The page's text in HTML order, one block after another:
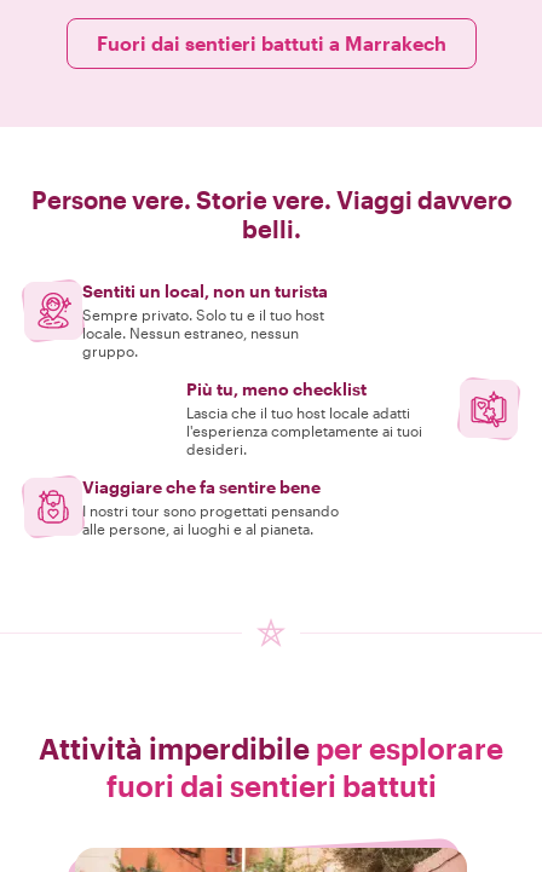
Fuori dai sentieri battuti a Marrakech
Persone vere. Storie vere. Viaggi davvero
belli.
Sentiti un local, non un turista
Sempre privato. Solo tu e il tuo host
locale. Nessun estraneo, nessun
gruppo.
Più tu, meno checklist
Lascia che il tuo host locale adatti
l'esperienza completamente ai tuoi
desideri.
Viaggiare che fa sentire bene
I nostri tour sono progettati pensando
alle persone, ai luoghi e al pianeta.
Attività imperdibile per esplorare
fuori dai sentieri battuti